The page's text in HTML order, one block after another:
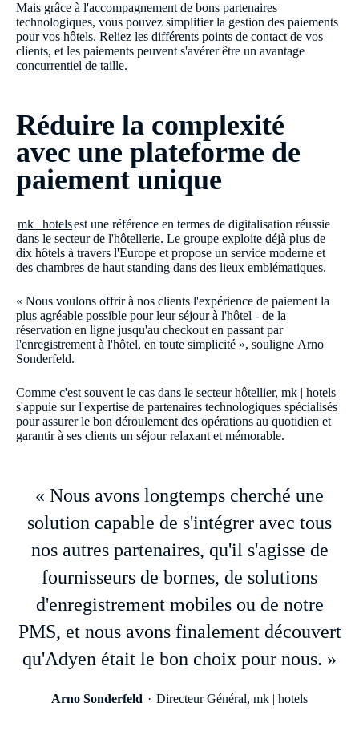
Mais grâce à l'accompagnement de bons partenaires
technologiques, vous pouvez simplifier la gestion des paiements
pour vos hôtels. Reliez les différents points de contact de vos
clients, et les paiements peuvent s'avérer être un avantage
concurrentiel de taille.
Réduire la complexité
avec une plateforme de
paiement unique
mk | hotelsest une référence en termes de digitalisation réussie
dans le secteur de l'hôtellerie. Le groupe exploite déjà plus de
dix hôtels à travers l'Europe et propose un service moderne et
des chambres de haut standing dans des lieux emblématiques.
« Nous voulons offrir à nos clients l'expérience de paiement la
plus agréable possible pour leur séjour à l'hôtel - de la
réservation en ligne jusqu'au checkout en passant par
l'enregistrement à l'hôtel, en toute simplicité », souligne Arno
Sonderfeld.
Comme c'est souvent le cas dans le secteur hôtellier, mk | hotels
s'appuie sur l'expertise de partenaires technologiques spécialisés
pour assurer le bon déroulement des opérations au quotidien et
garantir à ses clients un séjour relaxant et mémorable.
« Nous avons longtemps cherché une
solution capable de s'intégrer avec tous
nos autres partenaires, qu'il s'agisse de
fournisseurs de bornes, de solutions
d'enregistrement mobiles ou de notre
PMS, et nous avons finalement découvert
qu'Adyen était le bon choix pour nous. »
Arno Sonderfeld Directeur Général, mk | hotels